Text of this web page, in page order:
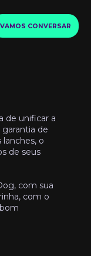
VAMOS CONVERSAR
de unificar a
de
o
de seus
com sua
com o